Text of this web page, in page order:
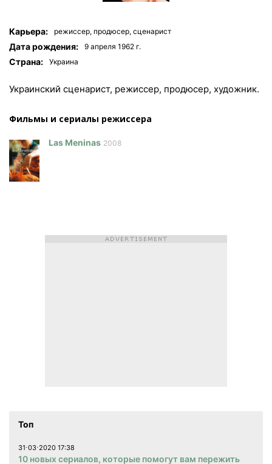
Карьера: режиссер, продюсер, сценарист
Дата рождения: 9 апреля 1962 г.
Страна: Украина
Украинский сценарист, режиссер, продюсер, художник.
Фильмы и сериалы режисcера
Las Meninas 2008
Топ
31⋅03⋅2020 17:38
10 новых сериалов, которые помогут вам пережить